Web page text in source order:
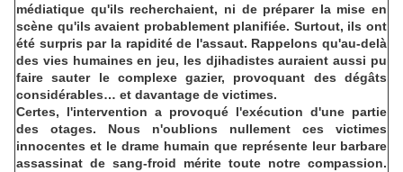
médiatique qu'ils recherchaient, ni de préparer la mise en
scène qu'ils avaient probablement planifiée. Surtout, ils ont
été surpris par la rapidité de l'assaut. Rappelons qu'au-delà
des vies humaines en jeu, les djihadistes auraient aussi pu
faire sauter le complexe gazier, provoquant des dégâts
considérables… et davantage de victimes.
Certes, l'intervention a provoqué l'exécution d'une partie
des otages. Nous n'oublions nullement ces victimes
innocentes et le drame humain que représente leur barbare
assassinat de sang-froid mérite toute notre compassion.